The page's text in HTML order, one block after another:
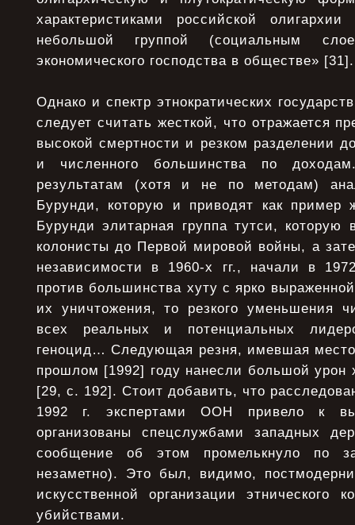
характеристиками российской
небольшой группой (социальным
экономического господства в обществе» [31].
Однако и спектр этнократических
следует считать жесткой, что отражается
высокой смертности и резком разделении
и численного большинства по
результатам (хотя и не по методам)
Бурунди, которую и приводят как пример
Бурунди элитарная группа тутси, которую
колонисты до Первой мировой войны, а
независимости в 1960-х гг., начали в
против большинства хуту с ярко
их уничтожения, то резкого уменьшения
всех реальных и потенциальных
геноцид… Следующая резня, имевшая
прошлом [1992] году нанесли большой урон
[29, с. 192]. Стоит добавить, что
1992 г. экспертами ООН привело к
организованы спецслужбами западных
сообщение об этом промелькнуло по
незаметно). Это был, видимо,
искусственной организации этнического
убийствами.